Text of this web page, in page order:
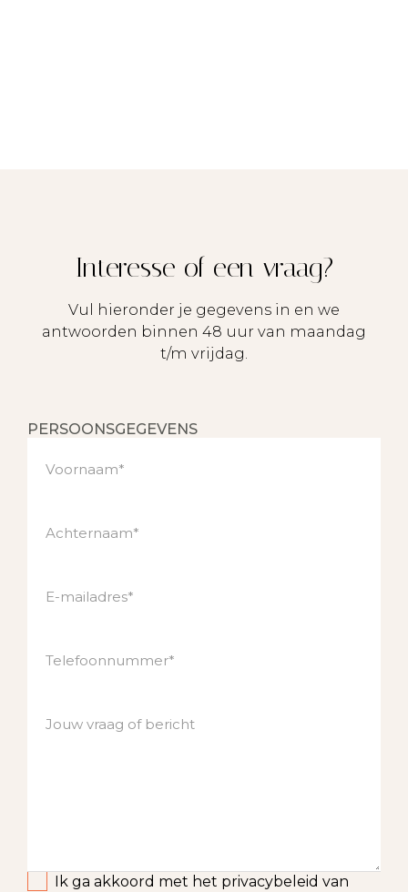
Interesse of een vraag?
Vul hieronder je gegevens in en we
antwoorden binnen 48 uur van maandag
t/m vrijdag.
PERSOONSGEGEVENS
Voornaam*
Achternaam*
E-mailadres*
Telefoonnummer*
Jouw vraag of bericht
Ik ga akkoord met het privacybeleid van